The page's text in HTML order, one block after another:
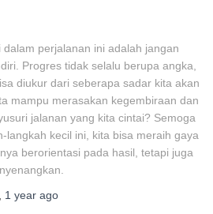
perjalanan ini adalah jangan
Progres tidak selalu berupa angka,
diukur dari seberapa sadar kita akan
mampu merasakan kegembiraan dan
jalanan yang kita cintai? Semoga
langkah kecil ini, kita bisa meraih gaya
berorientasi pada hasil, tetapi juga
1 year ago